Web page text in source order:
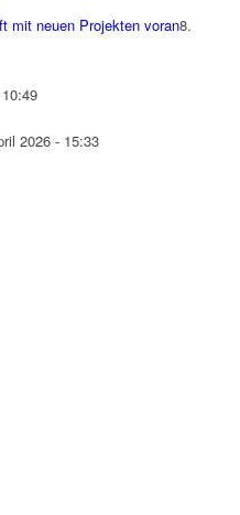
mit neuen Projekten voran8.
2026 - 15:33